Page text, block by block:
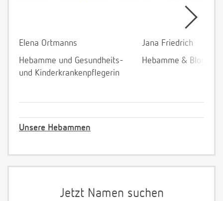
Elena Ortmanns
Hebamme und Gesundheits-
und Kinderkrankenpflegerin
Jana Friedrich
Hebamme &
Unsere Hebammen
Jetzt Namen suchen